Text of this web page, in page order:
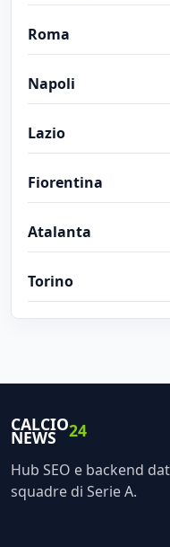
Roma
Napoli
Lazio
Fiorentina
Atalanta
Torino
CALCIO
NEWS 24
Hub SEO e backend
squadre di Serie A.